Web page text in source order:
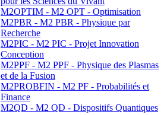
M2OPTIM - M2 OPT - Optimisation
M2PBR - M2 PBR - Physique par
Recherche
M2PIC - M2 PIC - Projet Innovation
Conception
M2PPF - M2 PPF - Physique des Plasmas
et de la Fusion
M2PROBFIN - M2 PF - Probabilités et
Finance
M2QD - M2 QD - Dispositifs Quantiques